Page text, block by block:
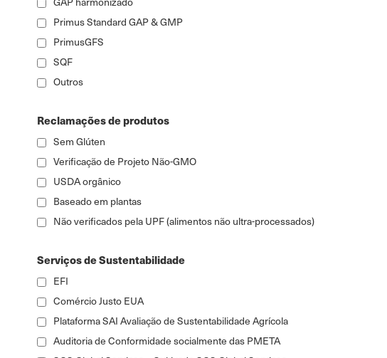
Primus Standard GAP & GMP
PrimusGFS
SQF
Outros
Reclamações de produtos
Sem Glúten
Verificação de Projeto Não-GMO
USDA orgânico
Baseado em plantas
Não verificados pela UPF (alimentos não ultra-processados)
Serviços de Sustentabilidade
EFI
Comércio Justo EUA
Plataforma SAI Avaliação de Sustentabilidade Agrícola
Auditoria de Conformidade socialmente das PMETA